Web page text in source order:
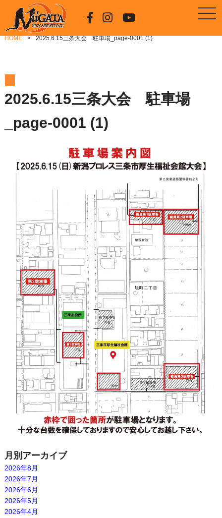
HOME 2025.6.15三条大会 駐車場_page-0001 (1)
2025.6.15三条大会 駐車場
_page-0001 (1)
月別アーカイブ
2026年8月
2026年7月
2026年6月
2026年5月
2026年4月